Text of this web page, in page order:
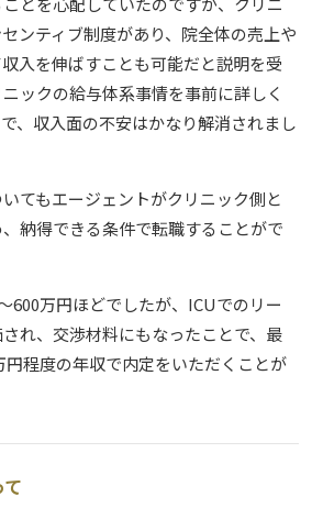
ンティブ制度があり、院全体の売上や
入を伸ばすことも可能だと説明を受
ックの給与体系事情を事前に詳しく
、収入面の不安はかなり解消されまし
てもエージェントがクリニック側と
納得できる条件で転職することがで
600万円ほどでしたが、ICUでのリー
れ、交渉材料にもなったことで、最
円程度の年収で内定をいただくことが